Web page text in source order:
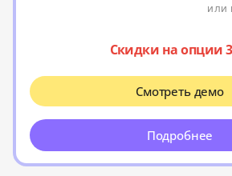
или
Скидки на опции
Смотреть демо
Подробнее